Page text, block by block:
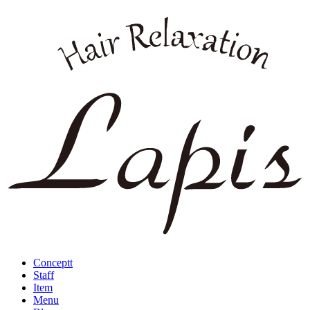
Conceptt
Staff
Item
Menu